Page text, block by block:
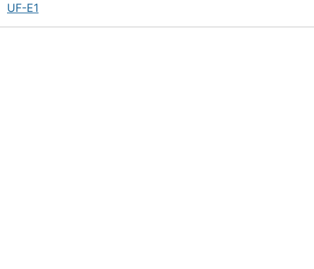
UF-E1